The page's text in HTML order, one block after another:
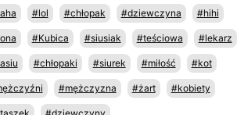
#lol #chłopak #dziewczyna #hihi
#Kubica #siusiak #teściowa #lekarz
#chłopaki #siurek #miłość #kot
#mężczyzna #żart #kobiety